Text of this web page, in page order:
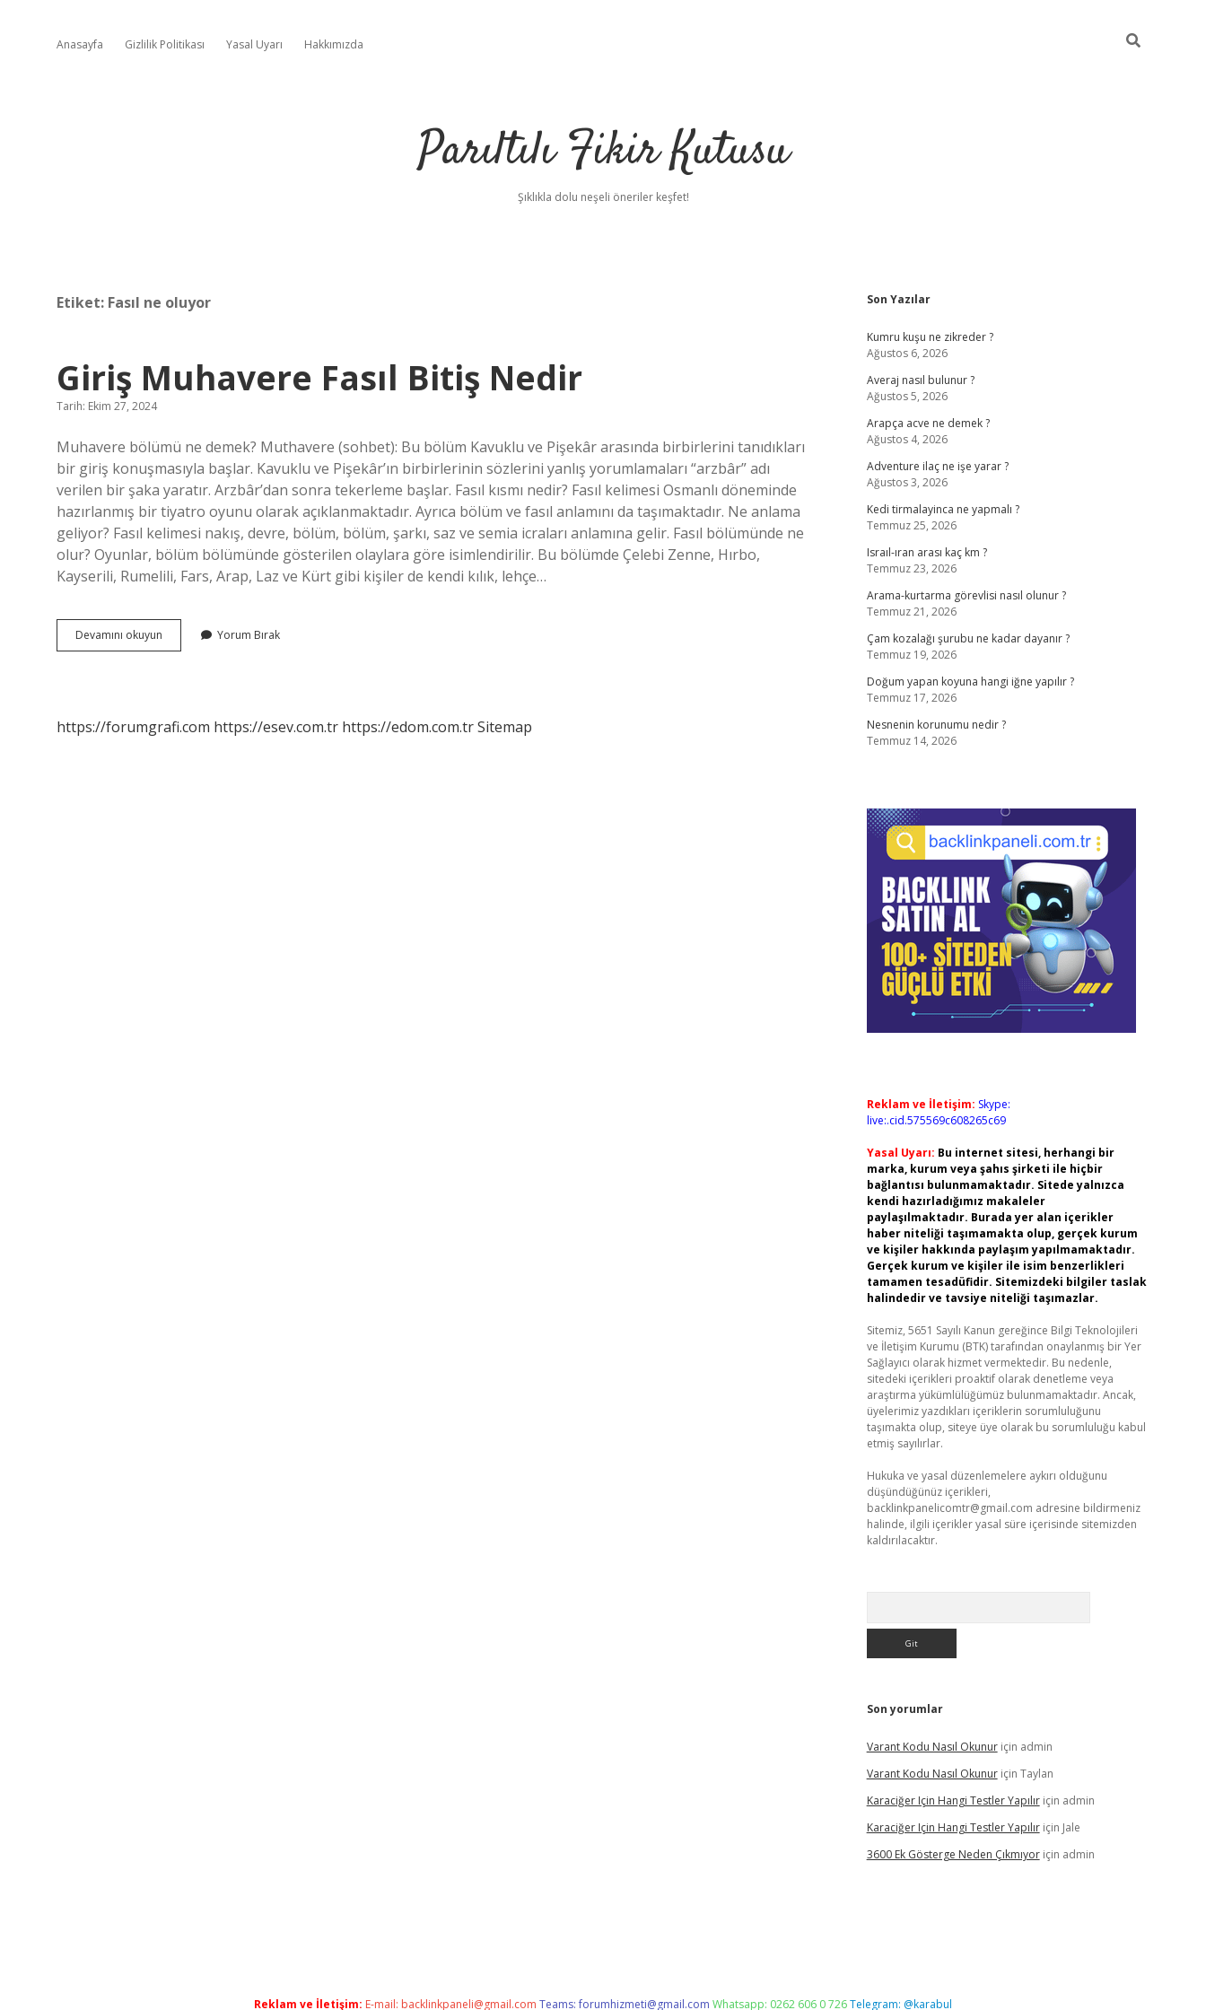
Anasayfa Gizlilik Politikası Yasal Uyarı Hakkımızda
Parıltılı Fikir Kutusu
Şıklıkla dolu neşeli öneriler keşfet!
Etiket: Fasıl ne oluyor
Giriş Muhavere Fasıl Bitiş Nedir
Tarih: Ekim 27, 2024
Muhavere bölümü ne demek? Muthavere (sohbet): Bu bölüm Kavuklu ve Pişekâr arasında birbirlerini tanıdıkları
bir giriş konuşmasıyla başlar. Kavuklu ve Pişekâr’ın birbirlerinin sözlerini yanlış yorumlamaları “arzbâr” adı
verilen bir şaka yaratır. Arzbâr’dan sonra tekerleme başlar. Fasıl kısmı nedir? Fasıl kelimesi Osmanlı döneminde
hazırlanmış bir tiyatro oyunu olarak açıklanmaktadır. Ayrıca bölüm ve fasıl anlamını da taşımaktadır. Ne anlama
geliyor? Fasıl kelimesi nakış, devre, bölüm, bölüm, şarkı, saz ve semia icraları anlamına gelir. Fasıl bölümünde ne
olur? Oyunlar, bölüm bölümünde gösterilen olaylara göre isimlendirilir. Bu bölümde Çelebi Zenne, Hırbo,
Kayserili, Rumelili, Fars, Arap, Laz ve Kürt gibi kişiler de kendi kılık, lehçe…
Devamını okuyun
Muhavere
Yorum Bırak
https://forumgrafi.com https://esev.com.tr https://edom.com.trSitemap
Sidebar
Son Yazılar
Kumru kuşu ne zikreder ?
Ağustos 6, 2026
Averaj nasıl bulunur ?
Ağustos 5, 2026
Arapça acve ne demek ?
Ağustos 4, 2026
Adventure ilaç ne işe yarar ?
Ağustos 3, 2026
Kedi tirmalayinca ne yapmalı ?
Temmuz 25, 2026
Israıl-ıran arası kaç km ?
Temmuz 23, 2026
Arama-kurtarma görevlisi nasıl olunur ?
Temmuz 21, 2026
Çam kozalağı şurubu ne kadar dayanır ?
Temmuz 19, 2026
Doğum yapan koyuna hangi iğne yapılır ?
Temmuz 17, 2026
Nesnenin korunumu nedir ?
Temmuz 14, 2026
Reklam ve İletişim: Skype:
live:.cid.575569c608265c69
Yasal Uyarı: Bu internet sitesi, herhangi bir
marka, kurum veya şahıs şirketi ile hiçbir
bağlantısı bulunmamaktadır. Sitede yalnızca
kendi hazırladığımız makaleler
paylaşılmaktadır. Burada yer alan içerikler
haber niteliği taşımamakta olup, gerçek kurum
ve kişiler hakkında paylaşım yapılmamaktadır.
Gerçek kurum ve kişiler ile isim benzerlikleri
tamamen tesadüfidir. Sitemizdeki bilgiler taslak
halindedir ve tavsiye niteliği taşımazlar.
Sitemiz, 5651 Sayılı Kanun gereğince Bilgi Teknolojileri
ve İletişim Kurumu (BTK) tarafından onaylanmış bir Yer
Sağlayıcı olarak hizmet vermektedir. Bu nedenle,
sitedeki içerikleri proaktif olarak denetleme veya
araştırma yükümlülüğümüz bulunmamaktadır. Ancak,
üyelerimiz yazdıkları içeriklerin sorumluluğunu
taşımakta olup, siteye üye olarak bu sorumluluğu kabul
etmiş sayılırlar.
Hukuka ve yasal düzenlemelere aykırı olduğunu
düşündüğünüz içerikleri,
backlinkpanelicomtr@gmail.com adresine bildirmeniz
halinde, ilgili içerikler yasal süre içerisinde sitemizden
kaldırılacaktır.
Son yorumlar
Varant Kodu Nasıl Okunuriçin admin
Varant Kodu Nasıl Okunuriçin Taylan
Karaciğer Için Hangi Testler Yapılıriçin admin
Karaciğer Için Hangi Testler Yapılıriçin Jale
3600 Ek Gösterge Neden Çıkmıyoriçin admin
Reklam ve İletişim: E-mail: backlinkpaneli@gmail.com Teams:forumhizmeti@gmail.com Whatsapp: 0262 606 0 726Telegram: @karabul